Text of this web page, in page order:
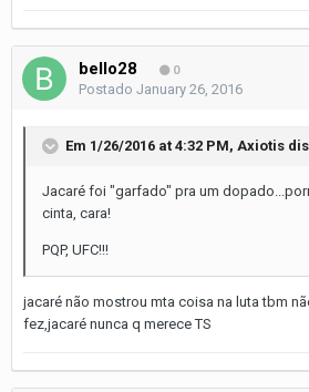
bello28 0
Postado January 26, 2016
Em 1/26/2016 at 4:32 PM, Axiotis
Jacaré foi "garfado" pra um
cinta, cara!
PQP, UFC!!!
jacaré não mostrou mta coisa na luta tbm
fez,jacaré nunca q merece TS